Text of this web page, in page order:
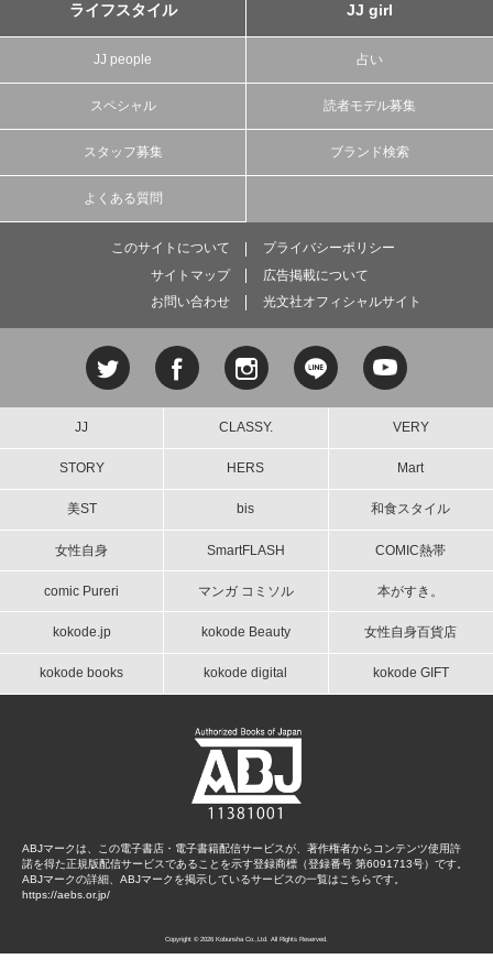
ライフスタイル JJ girl
JJ people 占い
スペシャル 読者モデル募集
スタッフ募集 ブランド検索
よくある質問
このサイトについて
プライバシーポリシー
サイトマップ
広告掲載について
お問い合わせ
光文社オフィシャルサイト
JJ CLASSY. VERY
STORY HERS Mart
美ST bis 和食スタイル
女性自身 SmartFLASH COMIC熱帯
comic Pureri マンガ コミソル 本がすき。
kokode.jp kokode Beauty 女性自身百貨店
kokode books kokode digital kokode GIFT
ABJマークは、この電子書店・電子書籍配信サービスが、著作権者からコンテンツ使用許
諾を得た正規版配信サービスであることを示す登録商標（登録番号 第6091713号）です。
ABJマークの詳細、ABJマークを掲示しているサービスの一覧はこちらです。
https://aebs.or.jp/
Copyright © 2026 Kobunsha Co.,Ltd. All Rights Reserved.